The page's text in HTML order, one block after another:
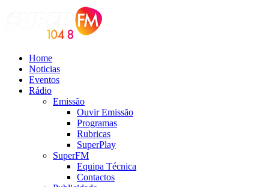
Home
Noticias
Eventos
Rádio
Emissão
Ouvir Emissão
Programas
Rubricas
SuperPlay
SuperFM
Equipa Técnica
Contactos